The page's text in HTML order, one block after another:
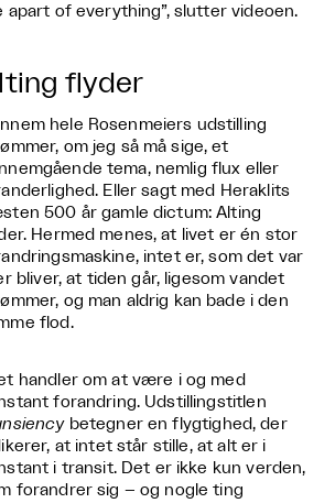
apart of everything”, slutter videoen.
flyder
hele Rosenmeiers udstilling
om jeg så må sige, et
tema, nemlig flux eller
Eller sagt med Heraklits
500 år gamle dictum: Alting
Hermed menes, at livet er én stor
intet er, som det var
bliver, at tiden går, ligesom vandet
og man aldrig kan bade i den
flod.
handler om at være i og med
forandring. Udstillingstitlen
betegner en flygtighed, der
at intet står stille, at alt er i
i transit. Det er ikke kun verden,
forandrer sig – og nogle ting